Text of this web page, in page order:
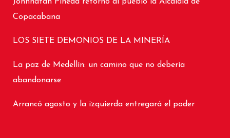
Copacabana
LOS SIETE DEMONIOS DE LA MINERÍA
La paz de Medellín: un camino que no debería
abandonarse
Arrancó agosto y la izquierda entregará el poder